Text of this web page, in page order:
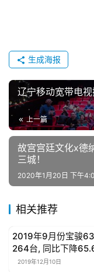
生成海报
辽宁移动宽带电视
上一篇
故宫宫廷文化x德
三城！
2020年1月20日 下午
相关推荐
母婴亲子
2019年9月份宝骏
264台, 同比下降
2019年12月10日